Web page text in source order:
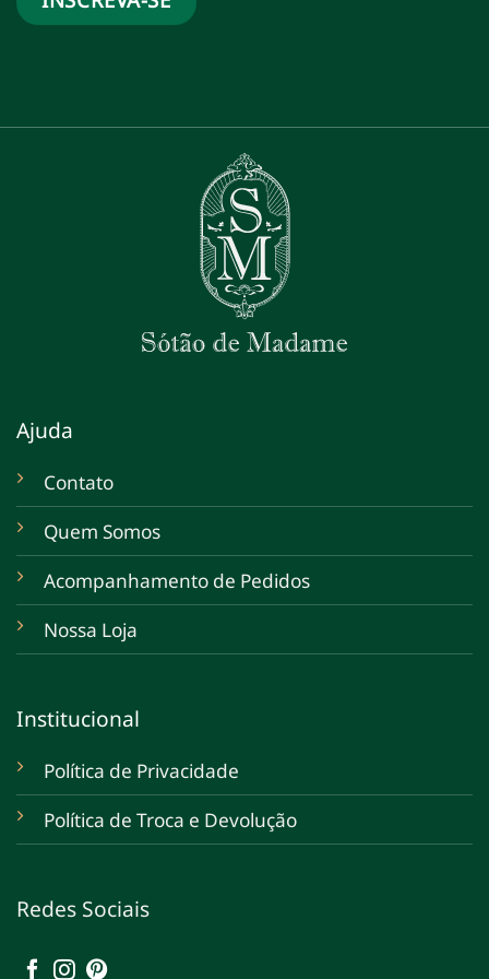
Ajuda
Contato
Quem Somos
Acompanhamento de Pedidos
Nossa Loja
Institucional
Política de Privacidade
Política de Troca e Devolução
Redes Sociais